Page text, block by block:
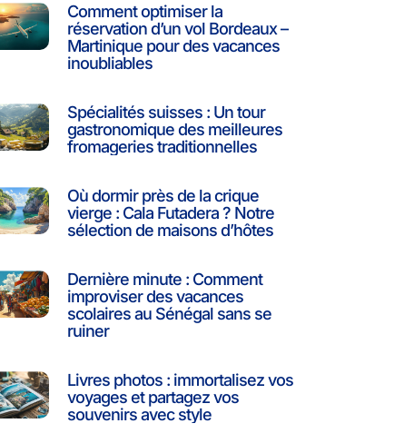
Comment optimiser la
réservation d’un vol Bordeaux –
Martinique pour des vacances
inoubliables
Spécialités suisses : Un tour
gastronomique des meilleures
fromageries traditionnelles
Où dormir près de la crique
vierge : Cala Futadera ? Notre
sélection de maisons d’hôtes
Dernière minute : Comment
improviser des vacances
scolaires au Sénégal sans se
ruiner
Livres photos : immortalisez vos
voyages et partagez vos
souvenirs avec style